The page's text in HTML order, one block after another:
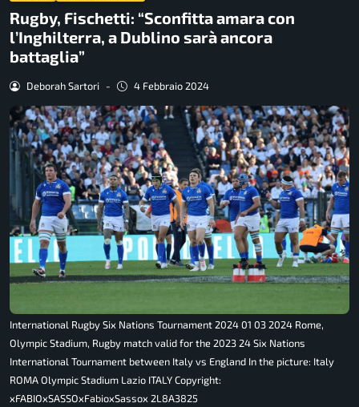
Rugby, Fischetti: “Sconfitta amara con
l’Inghilterra, a Dublino sarà ancora
battaglia”
Deborah Sartori - 4 Febbraio 2024
International Rugby Six Nations Tournament 2024 01 03 2024 Rome,
Olympic Stadium, Rugby match valid for the 2023 24 Six Nations
International Tournament between Italy vs England In the picture: Italy
ROMA Olympic Stadium Lazio ITALY Copyright:
xFABIOxSASSOxFabioxSassox 2L8A3825